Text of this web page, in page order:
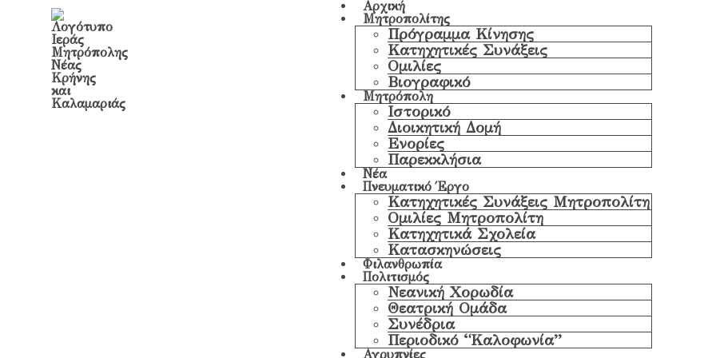
Αρχική
Μητροπολίτης
Πρόγραμμα Κίνησης
Κατηχητικές Συνάξεις
Ομιλίες
Βιογραφικό
Μητρόπολη
Ιστορικό
Διοικητική Δομή
Ενορίες
Παρεκκλήσια
Νέα
Πνευματικό Έργο
Κατηχητικές Συνάξεις Μητροπολίτη
Ομιλίες Μητροπολίτη
Κατηχητικά Σχολεία
Κατασκηνώσεις
Φιλανθρωπία
Πολιτισμός
Νεανική Χορωδία
Θεατρική Ομάδα
Συνέδρια
Περιοδικό “Καλοφωνία”
Αγρυπνίες